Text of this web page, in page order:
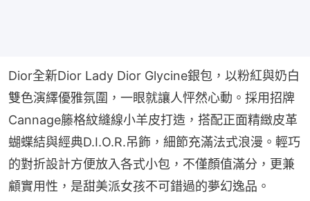
Dior全新Dior Lady Dior Glycine銀包，以粉紅與奶白
雙色演繹優雅氛圍，一眼就讓人怦然心動。採用招牌
Cannage籐格紋縫線小羊皮打造，搭配正面精緻皮革
蝴蝶結與經典D.I.O.R.吊飾，細節充滿法式浪漫。輕巧
的對折設計方便放入各式小包，不僅顏值滿分，更兼
顧實用性，是甜美派女孩不可錯過的夢幻逸品。